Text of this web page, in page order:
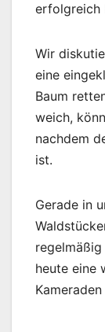
erfolgreich
Wir
eine
Baum
weich,
nachdem
ist.
Gerade in
heute eine